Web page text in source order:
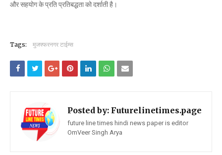
और सहयोग के प्रति प्रतिबद्धता को दर्शाती है।
Tags: मुजफ्फरनगर टाईम्स
Posted by: Futurelinetimes.page
future line times hindi news paper is editor
OmVeer Singh Arya